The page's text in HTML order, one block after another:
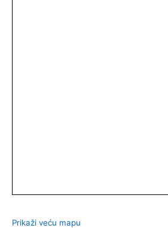
Prikaži veću mapu